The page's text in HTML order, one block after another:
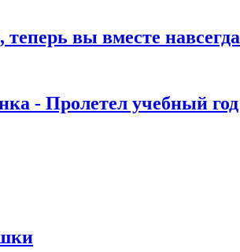
вы вместе навсегда
- Пролетел учебный год